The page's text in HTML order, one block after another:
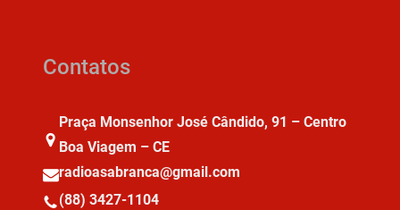
Contatos
Praça Monsenhor José Cândido, 91 – Centro
Boa Viagem – CE
radioasabranca@gmail.com
(88) 3427-1104